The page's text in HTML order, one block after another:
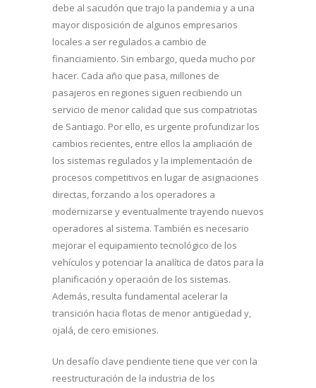
debe al sacudón que trajo la pandemia y a una
mayor disposición de algunos empresarios
locales a ser regulados a cambio de
financiamiento. Sin embargo, queda mucho por
hacer. Cada año que pasa, millones de
pasajeros en regiones siguen recibiendo un
servicio de menor calidad que sus compatriotas
de Santiago. Por ello, es urgente profundizar los
cambios recientes, entre ellos la ampliación de
los sistemas regulados y la implementación de
procesos competitivos en lugar de asignaciones
directas, forzando a los operadores a
modernizarse y eventualmente trayendo nuevos
operadores al sistema. También es necesario
mejorar el equipamiento tecnológico de los
vehículos y potenciar la analítica de datos para la
planificación y operación de los sistemas.
Además, resulta fundamental acelerar la
transición hacia flotas de menor antigüedad y,
ojalá, de cero emisiones.
Un desafío clave pendiente tiene que ver con la
reestructuración de la industria de los